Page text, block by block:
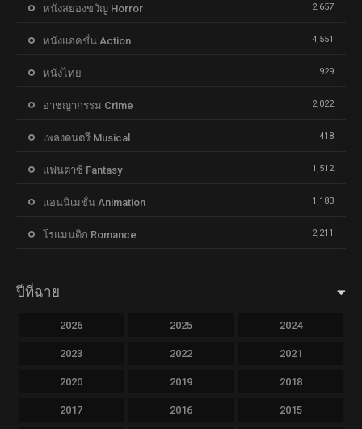
หนังสยองขวัญ Horror 2,657
หนังแอคชั่น Action 4,551
หนังไทย 929
อาชญากรรม Crime 2,022
เพลงดนตรี Musical 418
แฟนตาซี Fantasy 1,512
แอนนิเมชั่น Animation 1,183
โรแมนติก Romance 2,211
ปีที่ฉาย
2026 2025 2024
2023 2022 2021
2020 2019 2018
2017 2016 2015